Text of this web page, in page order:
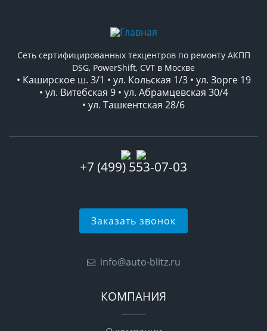
Сеть сертифицированных техцентров по ремонту АКПП
DSG, PowerShift, CVT в Москве
• Каширское ш. 3/1 • ул. Кольская 1/3 • ул. Зорге 19
• ул. Витебская 9 • ул. Абрамцевская 30/4
• ул. Ташкентская 28/6
+7 (499) 553-07-03
Заказать звонок
info@auto-blitz.ru
КОМПАНИЯ